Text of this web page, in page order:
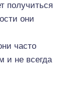
получиться
они
часто
и не всегда